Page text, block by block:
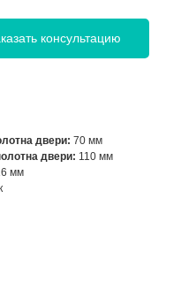
консультацию
двери: 70 мм
двери: 110 мм
мм